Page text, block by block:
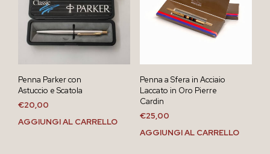
Penna Parker con
Astuccio e Scatola
€20,00
AGGIUNGI AL CARRELLO
Penna a Sfera in Acciaio
Laccato in Oro Pierre
Cardin
€25,00
AGGIUNGI AL CARRELLO